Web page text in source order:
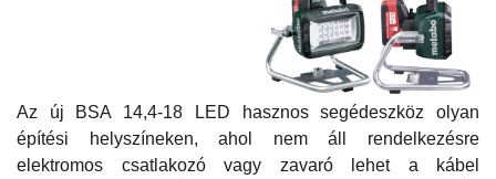
Az új BSA 14,4-18 LED hasznos segédeszköz olyan
építési helyszíneken, ahol nem áll rendelkezésre
elektromos csatlakozó vagy zavaró lehet a kábel